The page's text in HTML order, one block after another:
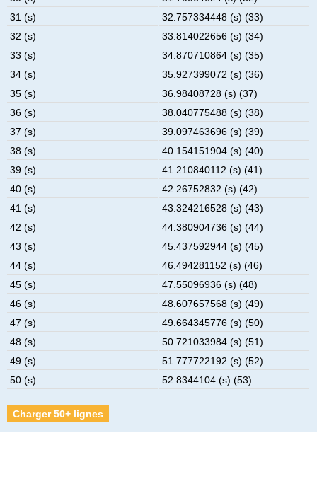
31 (s)
32.757334448 (s) (33)
32 (s)
33.814022656 (s) (34)
33 (s)
34.870710864 (s) (35)
34 (s)
35.927399072 (s) (36)
35 (s)
36.98408728 (s) (37)
36 (s)
38.040775488 (s) (38)
37 (s)
39.097463696 (s) (39)
38 (s)
40.154151904 (s) (40)
39 (s)
41.210840112 (s) (41)
40 (s)
42.26752832 (s) (42)
41 (s)
43.324216528 (s) (43)
42 (s)
44.380904736 (s) (44)
43 (s)
45.437592944 (s) (45)
44 (s)
46.494281152 (s) (46)
45 (s)
47.55096936 (s) (48)
46 (s)
48.607657568 (s) (49)
47 (s)
49.664345776 (s) (50)
48 (s)
50.721033984 (s) (51)
49 (s)
51.777722192 (s) (52)
50 (s)
52.8344104 (s) (53)
Charger 50+ lignes